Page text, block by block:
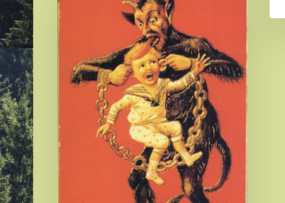
horrorsint:
Sinterklaas
als
boeman